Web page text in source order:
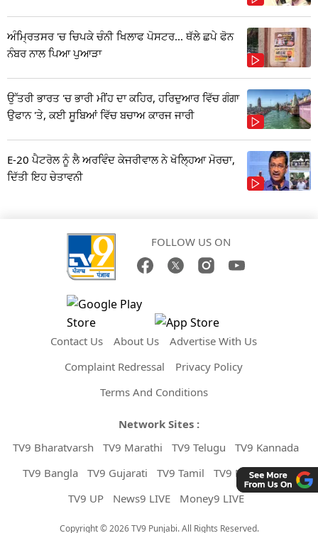
ਅੰਮ੍ਰਿਤਸਰ 'ਚ ਚਿਪਕੇ ਚੰਨੀ ਖਿਲਾਫ ਪੋਸਟਰ... ਥੱਲੇ ਛਪੇ ਫੋਨ
ਨੰਬਰ ਨਾਲ ਪਿਆ ਪੁਆੜਾ
ਉੱਤਰੀ ਭਾਰਤ 'ਚ ਭਾਰੀ ਮੀਂਹ ਦਾ ਕਹਿਰ, ਹਰਿਦੁਆਰ ਵਿੱਚ ਗੰਗਾ
ਉਫਾਨ 'ਤੇ, ਕਈ ਸੂਬਿਆਂ ਵਿੱਚ ਬਚਾਅ ਕਾਰਜ ਜਾਰੀ
E-20 ਪੈਟਰੋਲ ਨੂੰ ਲੈ ਅਰਵਿੰਦ ਕੇਜਰੀਵਾਲ ਨੇ ਖੋਲ੍ਹਿਆ ਮੋਰਚਾ,
ਦਿੱਤੀ ਇਹ ਚੇਤਾਵਨੀ
FOLLOW US ON
Contact Us About Us
Advertise With Us
Complaint Redressal
Privacy Policy
Terms And Conditions
Network Sites :
TV9 Bharatvarsh
TV9 Marathi TV9 Telugu
TV9 Kannada
TV9 Bangla
TV9 Gujarati TV9 Tamil
TV9 Malayalam
TV9 UP
News9 LIVE Money9 LIVE
Copyright © 2026 TV9 Punjabi. All Rights Reserved.